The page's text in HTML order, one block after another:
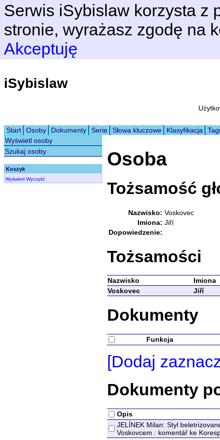
Serwis iSybislaw korzysta z
stronie, wyrażasz zgodę na
Akceptuję
iSybislaw
Start Osoby Dokumenty Serie Słowa kluczowe Klasyfikacja
Tagi
Wyświetl osoby
Szukaj osoby
Koszyk
Wyświetl Wyczyść
Osoba
Tożsamość
Nazwisko: Voskovec
Imiona: Jiří
Dopowiedzenie:
Tożsamości
Nazwisko
Imiona
Voskovec
Jiří
Dokumenty
Funkcja
[Dodaj
Dokumenty
Opis
JELÍNEK Milan: Styl
Voskovcem : komentář ke